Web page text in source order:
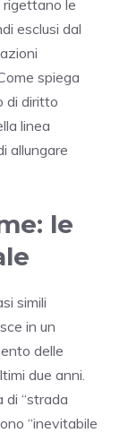
rigettano le
esclusi dal
spiega
di diritto
linea
allungare
le
simili
in un
delle
due anni.
di “strada
“inevitabile